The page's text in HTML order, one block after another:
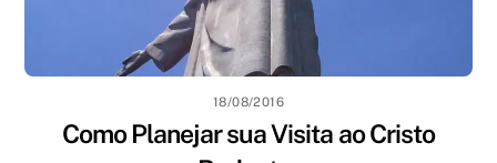
18/08/2016
Como Planejar sua Visita ao Cristo